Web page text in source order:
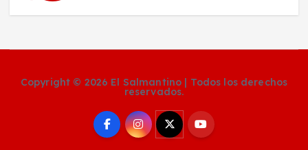
Copyright © 2026 El Salmantino | Todos los derechos
reservados.